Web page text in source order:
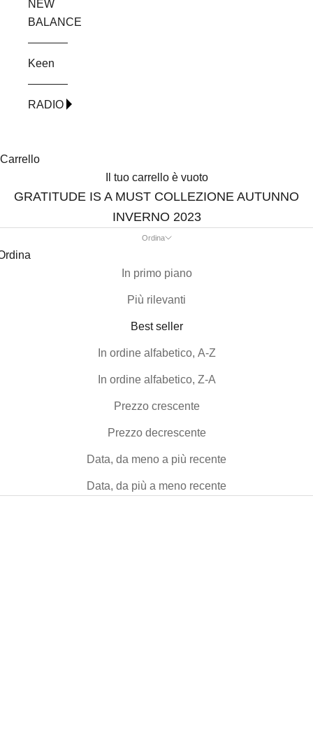
NEW
BALANCE
Keen
RADIO
Carrello
Il tuo carrello è vuoto
GRATITUDE IS A MUST COLLEZIONE AUTUNNO
INVERNO 2023
Ordina
In primo piano
Più rilevanti
Best seller
In ordine alfabetico, A-Z
In ordine alfabetico, Z-A
Prezzo crescente
Prezzo decrescente
Data, da meno a più recente
Data, da più a meno recente